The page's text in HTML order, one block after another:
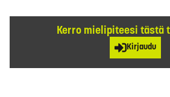
Kerro mielipiteesi tästä
Kirjaudu